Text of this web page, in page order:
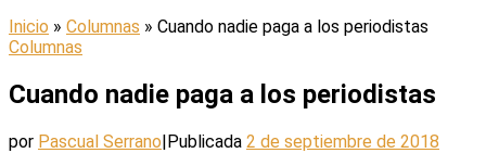
Inicio » Columnas » Cuando nadie paga a los periodistas
Columnas
Cuando nadie paga a los periodistas
por Pascual Serrano|Publicada 2 de septiembre de 2018